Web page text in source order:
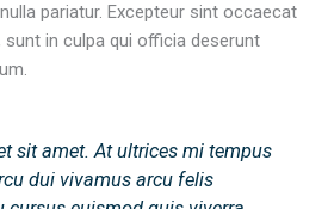
pariatur. Excepteur sint occaecat
in culpa qui officia deserunt
sit amet. At ultrices mi tempus
dui vivamus arcu felis